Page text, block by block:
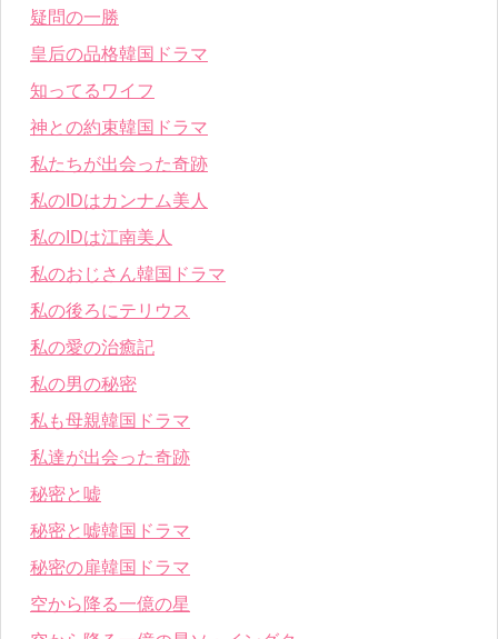
疑問の一勝
皇后の品格韓国ドラマ
知ってるワイフ
神との約束韓国ドラマ
私たちが出会った奇跡
私のIDはカンナム美人
私のIDは江南美人
私のおじさん韓国ドラマ
私の後ろにテリウス
私の愛の治癒記
私の男の秘密
私も母親韓国ドラマ
私達が出会った奇跡
秘密と嘘
秘密と嘘韓国ドラマ
秘密の扉韓国ドラマ
空から降る一億の星